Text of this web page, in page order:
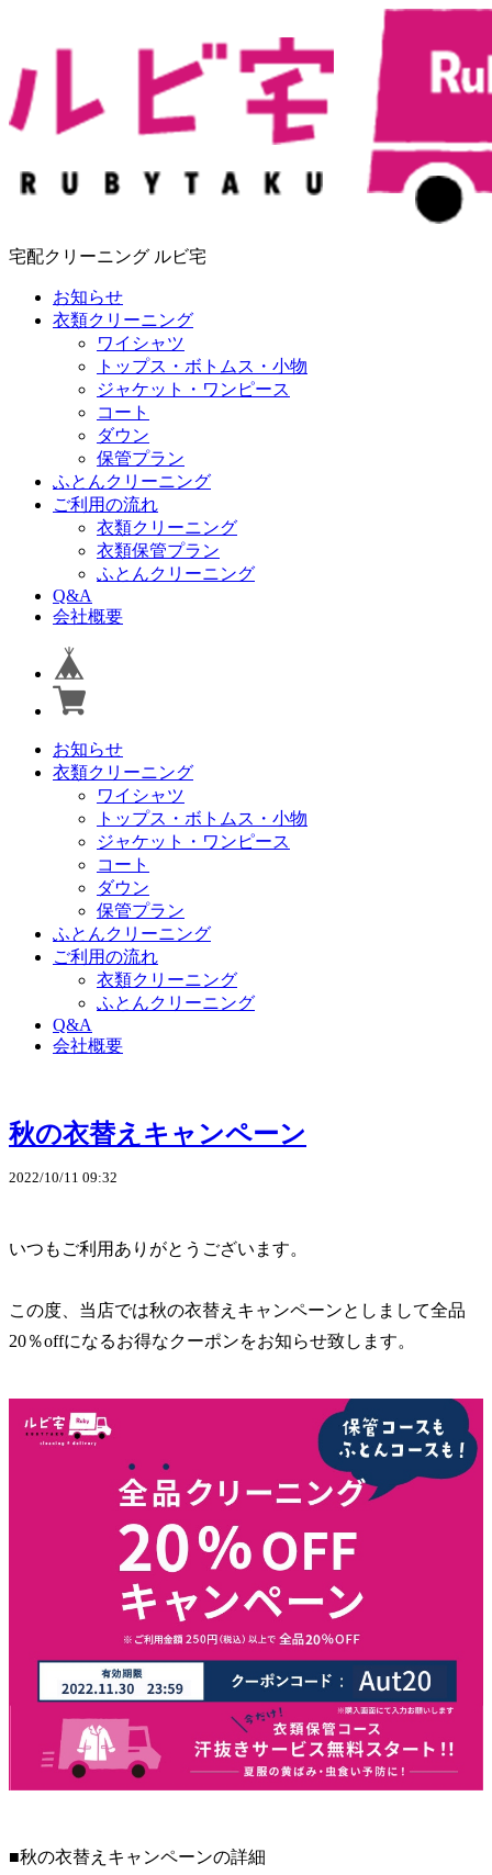
宅配クリーニング ルビ宅
お知らせ
衣類クリーニング
ワイシャツ
トップス・ボトムス・小物
ジャケット・ワンピース
コート
ダウン
保管プラン
ふとんクリーニング
ご利用の流れ
衣類クリーニング
衣類保管プラン
ふとんクリーニング
Q&A
会社概要
お知らせ
衣類クリーニング
ワイシャツ
トップス・ボトムス・小物
ジャケット・ワンピース
コート
ダウン
保管プラン
ふとんクリーニング
ご利用の流れ
衣類クリーニング
ふとんクリーニング
Q&A
会社概要
秋の衣替えキャンペーン
2022/10/11 09:32
いつもご利用ありがとうございます。
この度、当店では秋の衣替えキャンペーンとしまして全品
20％offになるお得なクーポンをお知らせ致します。
■秋の衣替えキャンペーンの詳細